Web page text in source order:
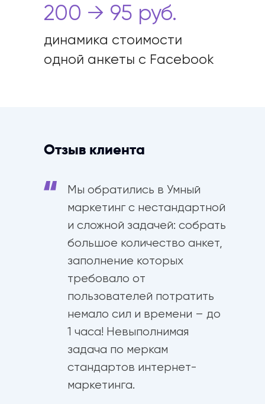
динамика стоимости
одной анкеты с Facebook
200 → 95 руб.
Мы обратились в Умный
маркетинг с нестандартной
и сложной задачей: собрать
большое количество анкет,
заполнение которых
требовало от
пользователей потратить
немало сил и времени – до
1 часа! Невыполнимая
задача по меркам
стандартов интернет-
маркетинга.
Отзыв клиента